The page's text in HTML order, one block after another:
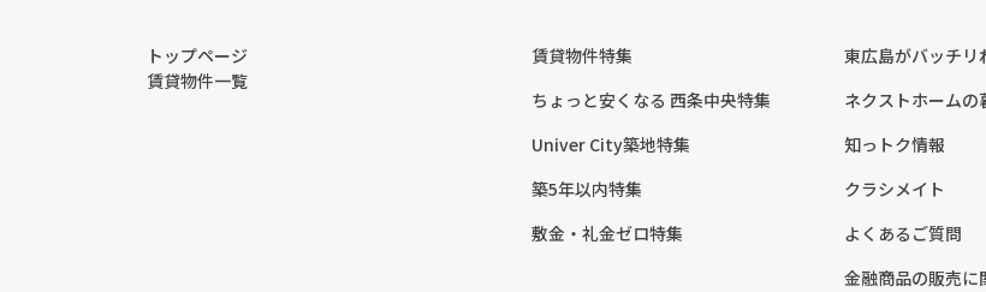
トップページ
賃貸物件一覧
賃貸物件特集
ちょっと安くなる 西条中央特集
Univer City築地特集
築5年以内特集
敷金・礼金ゼロ特集
東広島がバッチリ
ネクストホームの
知っトク情報
クラシメイト
よくあるご質問
金融商品の販売に